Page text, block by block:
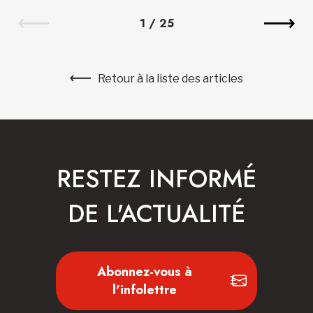
1 / 25
Retour à la liste des articles
RESTEZ INFORMÉ
DE L'ACTUALITÉ
Abonnez-vous à
l'infolettre